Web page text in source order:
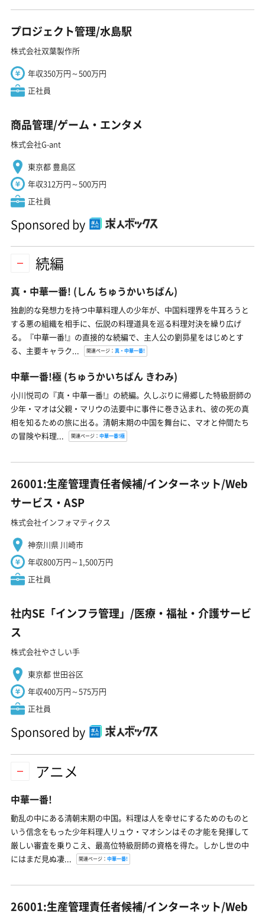
プロジェクト管理/水島駅
株式会社双葉製作所
年収350万円～500万円
正社員
商品管理/ゲーム・エンタメ
株式会社G-ant
東京都 豊島区
年収312万円～500万円
正社員
Sponsored by
続編
真・中華一番! (しん ちゅうかいちばん)
独創的な発想力を持つ中華料理人の少年が、中国料理界を牛耳ろうと
する悪の組織を相手に、伝説の料理道具を巡る料理対決を繰り広げ
る。『中華一番!』の直接的な続編で、主人公の劉昴星をはじめとす
る、主要キャラク...
関連ページ： 真・中華一番!
中華一番!極 (ちゅうかいちばん きわみ)
小川悦司の『真・中華一番!』の続編。久しぶりに帰郷した特級厨師の
少年・マオは父親・マリウの法要中に事件に巻き込まれ、彼の死の真
相を知るための旅に出る。清朝末期の中国を舞台に、マオと仲間たち
の冒険や料理...
関連ページ： 中華一番!極
26001:生産管理責任者候補/インターネット/Web
サービス・ASP
株式会社インフォマティクス
神奈川県 川崎市
年収800万円～1,500万円
正社員
社内SE「インフラ管理」/医療・福祉・介護サービ
ス
株式会社やさしい手
東京都 世田谷区
年収400万円～575万円
正社員
Sponsored by
アニメ
中華一番!
動乱の中にある清朝末期の中国。料理は人を幸せにするためのものと
いう信念をもった少年料理人リュウ・マオシンはその才能を発揮して
厳しい審査を乗りこえ、最高位特級厨師の資格を得た。しかし世の中
にはまだ見ぬ凄...
関連ページ： 中華一番!
26001:生産管理責任者候補/インターネット/Web